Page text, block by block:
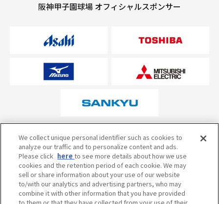
阪神甲子園球場 オフィシャルスポンサー
オフィシャルスポンサーについて
試合の予定・状況・結果のお問い合わせ
阪神甲子園球場テレフォンサービス
050-5527-2512
We collect unique personal identifier such as cookies to
analyze our traffic and to personalize content and ads.
Please click hereto see more details about how we use
cookies and the retention period of each cookie. We may
sell or share information about your use of our website
to/with our analytics and advertising partners, who may
combine it with other information that you have provided